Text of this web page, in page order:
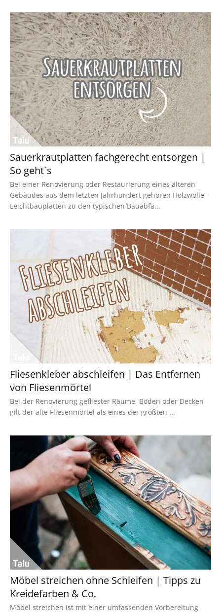
Sauerkrautplatten fachgerecht entsorgen |
So geht´s
Bei einer Renovierung oder Restaurierung eines älteren
Gebäudes aus dem letzten Jahrhundert gehören Holzwolle-
Leichtbauplatten zu den typischen Bauabfä...
Fliesenkleber abschleifen | Das Entfernen
von Fliesenmörtel
Bei der Renovierung gefliester Räume, Böden oder Decken
gilt der alte Fliesenmörtel als eines der größten ...
Möbel streichen ohne Schleifen | Tipps zu
Kreidefarben & Co.
Möbel streichen ist mit einer umfassenden Vorbereitung